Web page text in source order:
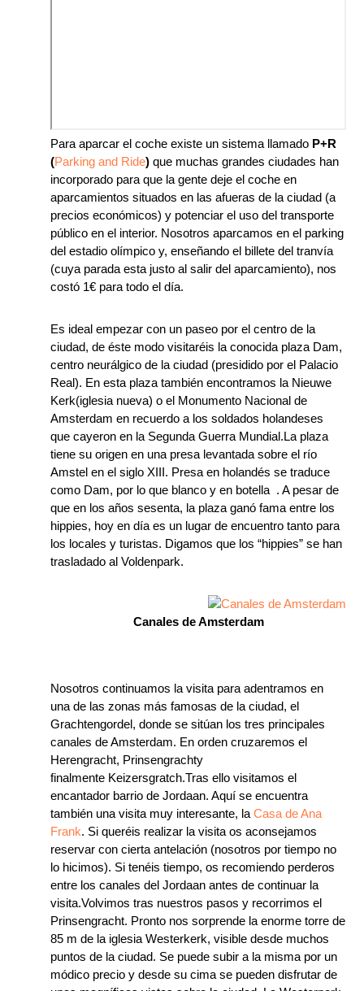
Para aparcar el coche existe un sistema llamado P+R
(Parking and Ride)que muchas grandes ciudades han
incorporado para que la gente deje el coche en
aparcamientos situados en las afueras de la ciudad (a
precios económicos) y potenciar el uso del transporte
público en el interior. Nosotros aparcamos en el parking
del estadio olímpico y, enseñando el billete del tranvía
(cuya parada esta justo al salir del aparcamiento), nos
costó 1€ para todo el día.
Es ideal empezar con un paseo por el centro de la
ciudad, de éste modo visitaréis la conocida plaza Dam,
centro neurálgico de la ciudad (presidido por el Palacio
Real). En esta plaza también encontramos la Nieuwe
Kerk(iglesia nueva) o el Monumento Nacional de
Amsterdam en recuerdo a los soldados holandeses
que cayeron en la Segunda Guerra Mundial.La plaza
tiene su origen en una presa levantada sobre el río
Amstel en el siglo XIII. Presa en holandés se traduce
como Dam, por lo que blanco y en botella . A pesar de
que en los años sesenta, la plaza ganó fama entre los
hippies, hoy en día es un lugar de encuentro tanto para
los locales y turistas. Digamos que los “hippies” se han
trasladado al Voldenpark.
Canales de Amsterdam
Nosotros continuamos la visita para adentramos en
una de las zonas más famosas de la ciudad, el
Grachtengordel, donde se sitúan los tres principales
canales de Amsterdam. En orden cruzaremos el
Herengracht, Prinsengrachty
finalmente Keizersgratch.Tras ello visitamos el
encantador barrio de Jordaan. Aquí se encuentra
también una visita muy interesante, laCasa de Ana
Frank. Si queréis realizar la visita os aconsejamos
reservar con cierta antelación (nosotros por tiempo no
lo hicimos). Si tenéis tiempo, os recomiendo perderos
entre los canales del Jordaan antes de continuar la
visita.Volvimos tras nuestros pasos y recorrimos el
Prinsengracht. Pronto nos sorprende la enorme torre de
85 m de la iglesia Westerkerk, visible desde muchos
puntos de la ciudad. Se puede subir a la misma por un
módico precio y desde su cima se pueden disfrutar de